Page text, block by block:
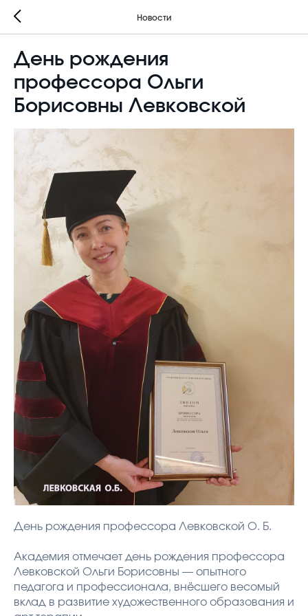
Новости
День рождения
профессора Ольги
Борисовны Левковской
День рождения профессора Левковской О. Б.
Академия отмечает день рождения профессора
Левковской Ольги Борисовны — опытного
педагога и профессионала, внёсшего весомый
вклад в развитие художественного образования и